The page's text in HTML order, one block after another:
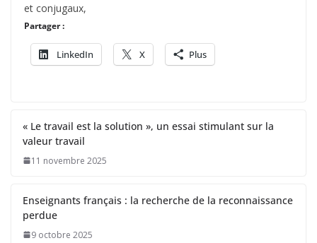
et conjugaux,
Partager :
LinkedIn X Plus
« Le travail est la solution », un essai stimulant sur la
valeur travail
11 novembre 2025
Enseignants français : la recherche de la reconnaissance
perdue
9 octobre 2025